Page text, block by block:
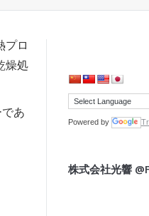
プロ
燥処
あ
Powered by
株式会社光響